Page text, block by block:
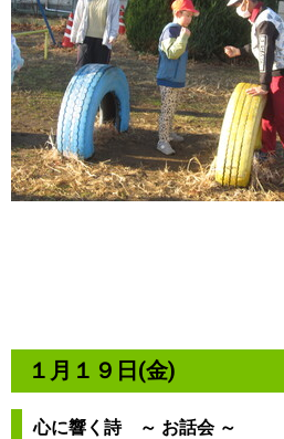
１月１９日(金)
心に響く詩 ～ お話会 ～